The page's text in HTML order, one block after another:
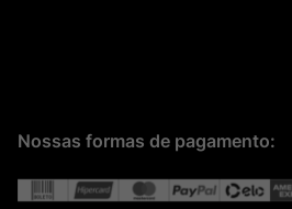
Nossas formas de pagamento: